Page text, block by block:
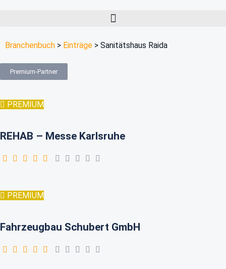
Branchenbuch > Einträge > Sanitätshaus Raida
Premium-Partner
PREMIUM
REHAB – Messe Karlsruhe
PREMIUM
Fahrzeugbau Schubert GmbH